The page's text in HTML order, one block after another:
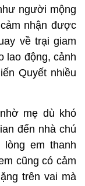
người mộng
nhận được
về trại giam
lao động, cảnh
Quyết nhiều
mẹ dù khó
đến nhà chú
em thanh
cũng có cảm
trên vai mà